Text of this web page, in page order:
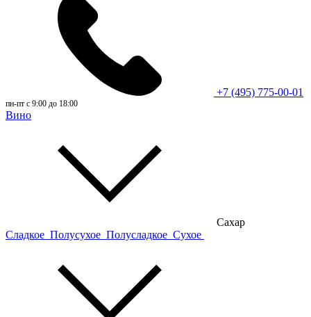
+7 (495) 775-00-01
пн-пт с 9:00 до 18:00
Вино
Сахар
Сладкое Полусухое Полусладкое Сухое